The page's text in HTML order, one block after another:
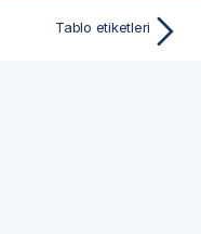
Tablo etiketleri